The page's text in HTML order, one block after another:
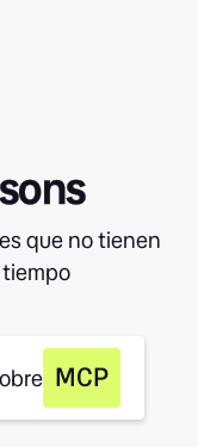
que no tienen
MCP